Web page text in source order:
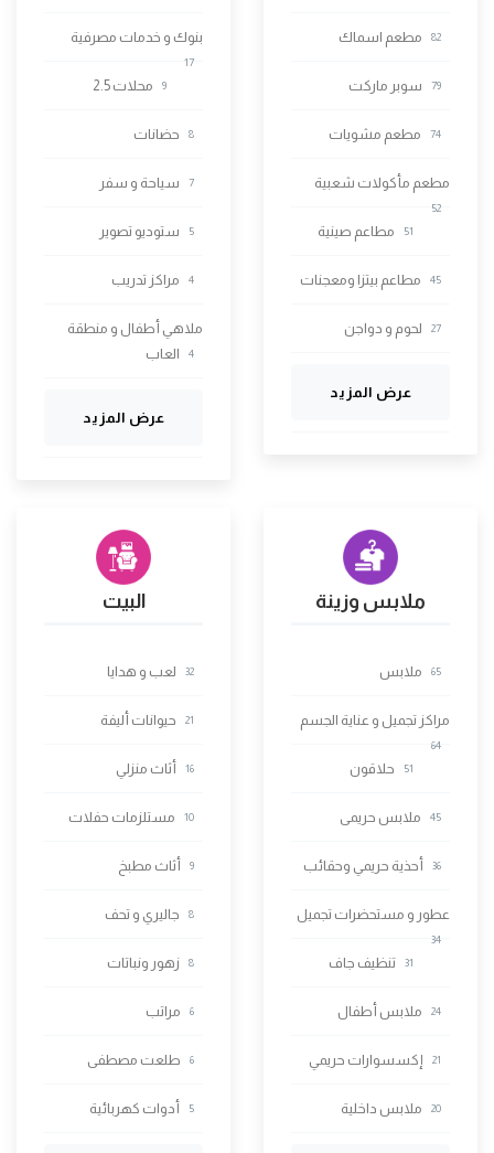
مطعم اسماك 82
سوبر ماركت 79
مطعم مشويات 74
مطعم مأكولات شعبية
52
مطاعم صينية 51
مطاعم بيتزا ومعجنات 45
لحوم و دواجن 27
عرض المزيد
بنوك و خدمات مصرفية
17
محلات 2.5
حضانات
سياحة و سفر
ستوديو تصوير
مراكز تدريب
ملاهي أطفال و منطقة
العاب
عرض المزيد
ملابس وزينة
ملابس 65
مراكز تجميل و عناية الجسم
64
حلاقون 51
ملابس حريمى 45
أحذية حريمي وحقائب 36
عطور و مستحضرات تجميل
34
تنظيف جاف 31
ملابس أطفال 24
إكسسوارات حريمي 21
ملابس داخلية 20
البيت
لعب و هدايا 32
حيوانات أليفة 21
أثاث منزلي 16
مستلزمات حفلات 10
أثاث مطبخ
جاليري و تحف
زهور ونباتات
مراتب
طلعت مصطفى
أدوات كهربائية